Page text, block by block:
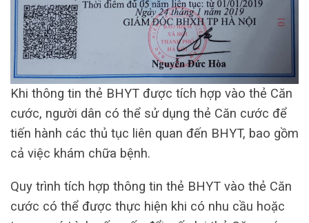
Khi thông tin thẻ BHYT được tích hợp vào thẻ Căn
cước, người dân có thể sử dụng thẻ Căn cước để
tiến hành các thủ tục liên quan đến BHYT, bao gồm
cả việc khám chữa bệnh.
Quy trình tích hợp thông tin thẻ BHYT vào thẻ Căn
cước có thể được thực hiện khi có nhu cầu hoặc